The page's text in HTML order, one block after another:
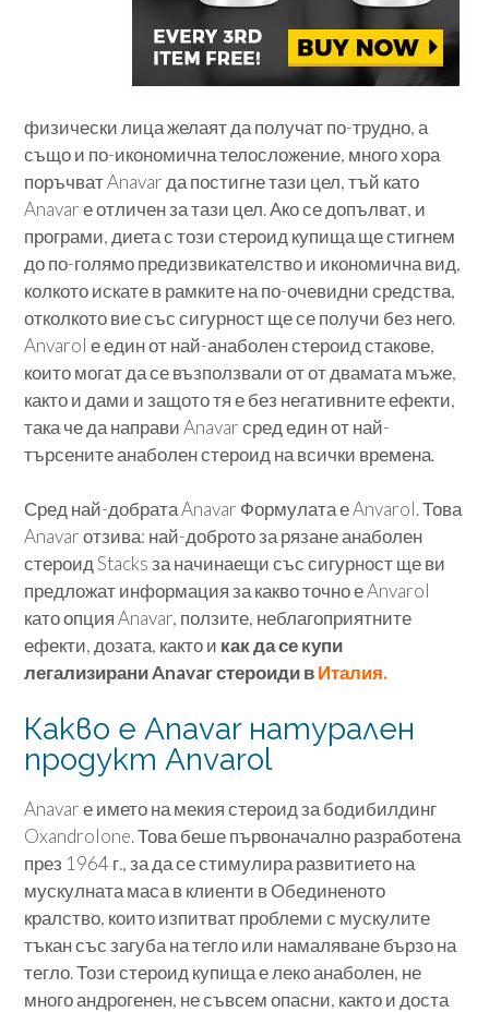
физически лица желаят да получат по-трудно, а
също и по-икономична телосложение, много хора
поръчват Anavar да постигне тази цел, тъй като
Anavar е отличен за тази цел. Ако се допълват, и
програми, диета с този стероид купища ще стигнем
до по-голямо предизвикателство и икономична вид,
колкото искате в рамките на по-очевидни средства,
отколкото вие със сигурност ще се получи без него.
Anvarol е един от най-анаболен стероид стакове,
които могат да се възползвали от от двамата мъже,
както и дами и защото тя е без негативните ефекти,
така че да направи Anavar сред един от най-
търсените анаболен стероид на всички времена.
Сред най-добрата Anavar Формулата е Anvarol. Това
Anavar отзива: най-доброто за рязане анаболен
стероид Stacks за начинаещи със сигурност ще ви
предложат информация за какво точно е Anvarol
като опция Anavar, ползите, неблагоприятните
ефекти, дозата, както и как да се купи
легализирани Anavar стероиди вИталия.
Какво е Anavar натурален
продукт Anvarol
Anavar е името на мекия стероид за бодибилдинг
Oxandrolone. Това беше първоначално разработена
през 1964 г., за да се стимулира развитието на
мускулната маса в клиенти в Обединеното
кралство, които изпитват проблеми с мускулите
тъкан със загуба на тегло или намаляване бързо на
тегло. Този стероид купища е леко анаболен, не
много андрогенен, не съвсем опасни, както и доста